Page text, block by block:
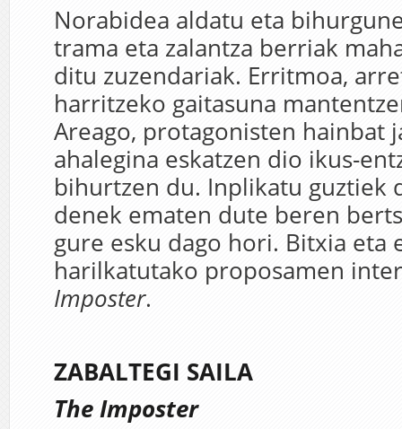
Norabidea aldatu eta
trama eta zalantza berriak
ditu zuzendariak. Erritmoa,
harritzeko gaitasuna
Areago, protagonisten hainbat
ahalegina eskatzen dio ikus-
bihurtzen du. Inplikatu guztiek
denek ematen dute beren
gure esku dago hori. Bitxia eta
harilkatutako proposamen
Imposter.
ZABALTEGI SAILA
The Imposter